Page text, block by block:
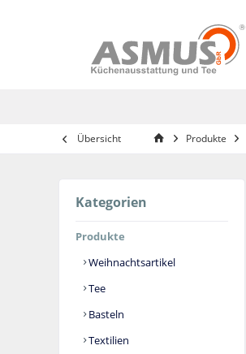
Übersicht Produkte
Kategorien
Produkte
Weihnachtsartikel
Tee
Basteln
Textilien